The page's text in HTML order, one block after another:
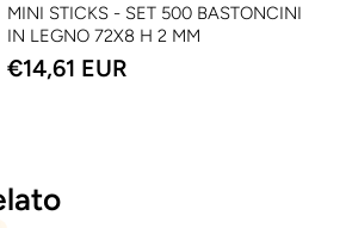
MINI STICKS - SET 500 BASTONCINI
IN LEGNO 72X8 H 2 MM
€14,61 EUR